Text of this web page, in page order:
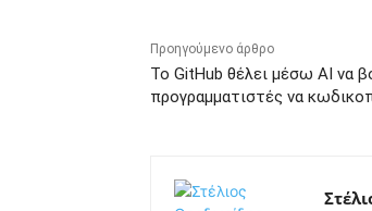
Προηγούμενο άρθρο
Το GitHub θέλει μέσω AI να
προγραμματιστές να